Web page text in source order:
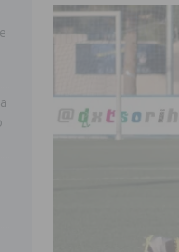
de gala para la coronación de
con éxito las Fiestas de las
la programación de sus
una nueva prórroga de la
cierra con un balance histórico
refuerza su apoyo a la